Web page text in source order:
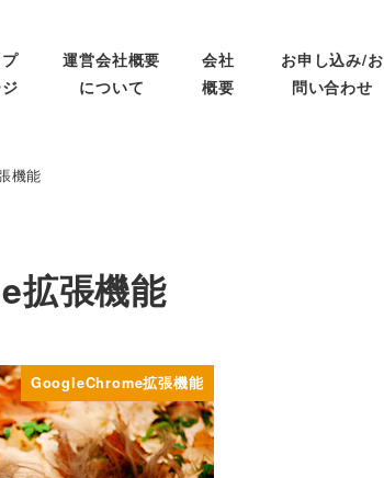
プ
運営会社概要
について
会社
概要
お申し込み/お
問い合わせ
機能
張機能
GoogleChrome拡張機能